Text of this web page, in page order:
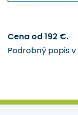
Cena od 192 €.
Podrobný popis v